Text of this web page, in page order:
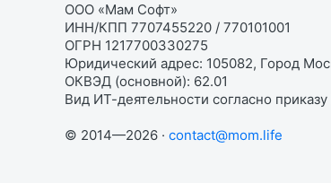
ООО «Мам Софт»
ИНН/КПП 7707455220 / 770101001
ОГРН 1217700330275
Юридический адрес: 105082, Город
ОКВЭД (основной): 62.01
Вид ИТ-деятельности согласно
© 2014—2026 · contact@mom.life